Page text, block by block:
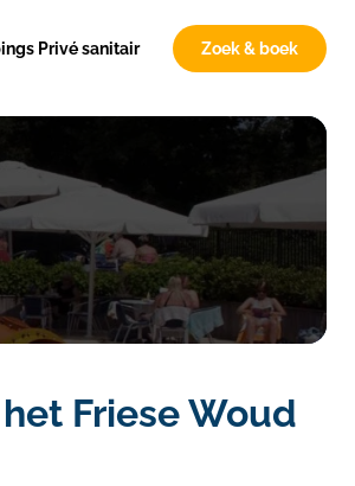
Privé sanitair Zoek & boek
Friese Woud